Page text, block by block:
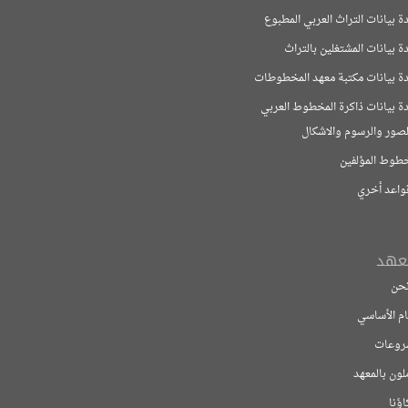
التراث العربي المطبوع
المشتغلين بالتراث
مكتبة معهد المخطوطات
ذاكرة المخطوط العربي
والاشكال